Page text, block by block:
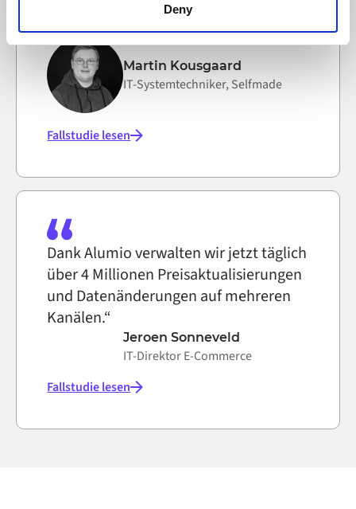
functioning of the website, however. We also use third-
party ad networks for advertising certain Alumio services
on the internet
Deny
Integrationen von Grund auf neu
erstellen zu müssen.“
Martin Kousgaard
IT-Systemtechniker, Selfmade
Fallstudie lesen
Dank Alumio verwalten wir jetzt täglich
über 4 Millionen Preisaktualisierungen
und Datenänderungen auf mehreren
Kanälen.“
Jeroen Sonneveld
IT-Direktor E-Commerce
Fallstudie lesen